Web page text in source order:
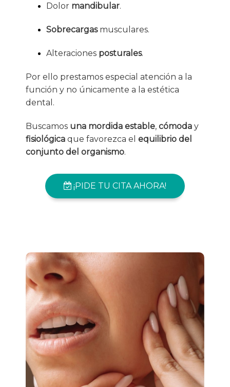
Dolor mandibular.
Sobrecargasmusculares.
Alteraciones posturales.
Por ello prestamos especial atención a la
función y no únicamente a la estética
dental.
Buscamos una mordida estable, cómoda y
fisiológica que favorezca el equilibrio del
conjunto del organismo.
¡PIDE TU CITA AHORA!